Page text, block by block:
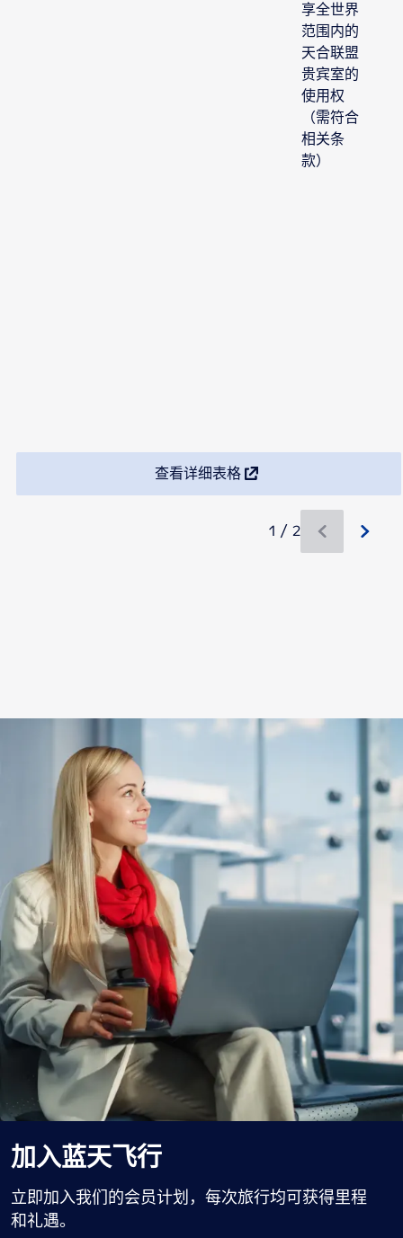
享全世界
范围内的
天合联盟
贵宾室的
使用权
（需符合
相关条
款）
查看详细表格
1 / 2
加入蓝天飞行
立即加入我们的会员计划，每次旅行均可获得里程
和礼遇。